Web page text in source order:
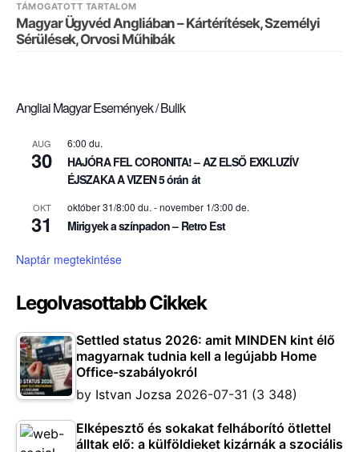
TÁMOGATOTT TARTALOM
Magyar Ügyvéd Angliában – Kártérítések, Személyi
Sérülések, Orvosi Műhibák
Angliai Magyar Események / Bulik
AUG
30
6:00 du.
HAJÓRA FEL CORONITA! – AZ ELSŐ EXKLUZÍV
ÉJSZAKA A VIZEN 5 órán át
OKT
31
október 31/8:00 du. -november 1/3:00 de.
Mirigyek a színpadon – Retro Est
Naptár megtekintése
Legolvasottabb Cikkek
Settled status 2026: amit MINDEN kint élő
magyarnak tudnia kell a legújabb Home
Office-szabályokról
by Istvan Jozsa 2026-07-31 (3 348)
Elképesztő és sokakat felháborító ötlettel
álltak elő: a külföldieket kizárnák a szociális